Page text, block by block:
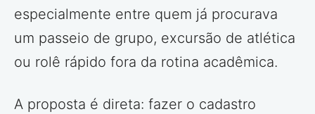
especialmente entre quem já procurava
um passeio de grupo, excursão de atlética
ou rolê rápido fora da rotina acadêmica.
A proposta é direta: fazer o cadastro